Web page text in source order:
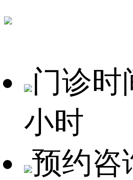
门诊时
小时
预约咨